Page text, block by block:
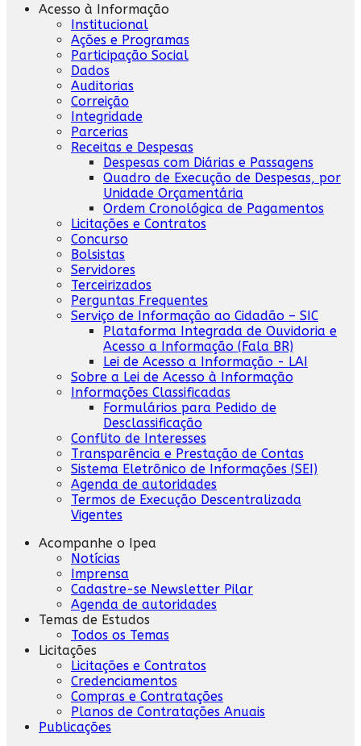
Acesso à Informação
Institucional
Ações e Programas
Participação Social
Dados
Auditorias
Correição
Integridade
Parcerias
Receitas e Despesas
Despesas com Diárias e Passagens
Quadro de Execução de Despesas, por
Unidade Orçamentária
Ordem Cronológica de Pagamentos
Licitações e Contratos
Concurso
Bolsistas
Servidores
Terceirizados
Perguntas Frequentes
Serviço de Informação ao Cidadão – SIC
Plataforma Integrada de Ouvidoria e
Acesso a Informação (Fala BR)
Lei de Acesso a Informação - LAI
Sobre a Lei de Acesso à Informação
Informações Classificadas
Formulários para Pedido de
Desclassificação
Conflito de Interesses
Transparência e Prestação de Contas
Sistema Eletrônico de Informações (SEI)
Agenda de autoridades
Termos de Execução Descentralizada
Vigentes
Acompanhe o Ipea
Notícias
Imprensa
Cadastre-se Newsletter Pilar
Agenda de autoridades
Temas de Estudos
Todos os Temas
Licitações
Licitações e Contratos
Credenciamentos
Compras e Contratações
Planos de Contratações Anuais
Publicações